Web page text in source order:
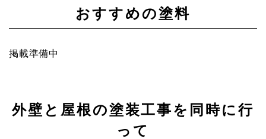
おすすめの塗料
掲載準備中
外壁と屋根の塗装工事を同時に行
って